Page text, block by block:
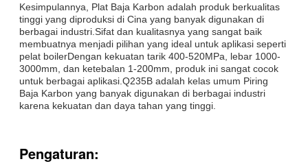
Kesimpulannya, Plat Baja Karbon adalah produk berkualitas
tinggi yang diproduksi di Cina yang banyak digunakan di
berbagai industri.Sifat dan kualitasnya yang sangat baik
membuatnya menjadi pilihan yang ideal untuk aplikasi seperti
pelat boilerDengan kekuatan tarik 400-520MPa, lebar 1000-
3000mm, dan ketebalan 1-200mm, produk ini sangat cocok
untuk berbagai aplikasi.Q235B adalah kelas umum Piring
Baja Karbon yang banyak digunakan di berbagai industri
karena kekuatan dan daya tahan yang tinggi.
Pengaturan: